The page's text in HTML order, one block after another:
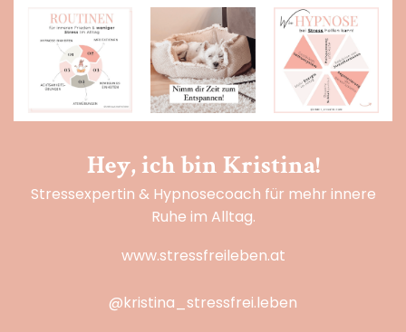
Hey, ich bin Kristina!
Stressexpertin & Hypnosecoach für mehr innere
Ruhe im Alltag.
www.stressfreileben.at
@kristina_stressfrei.leben